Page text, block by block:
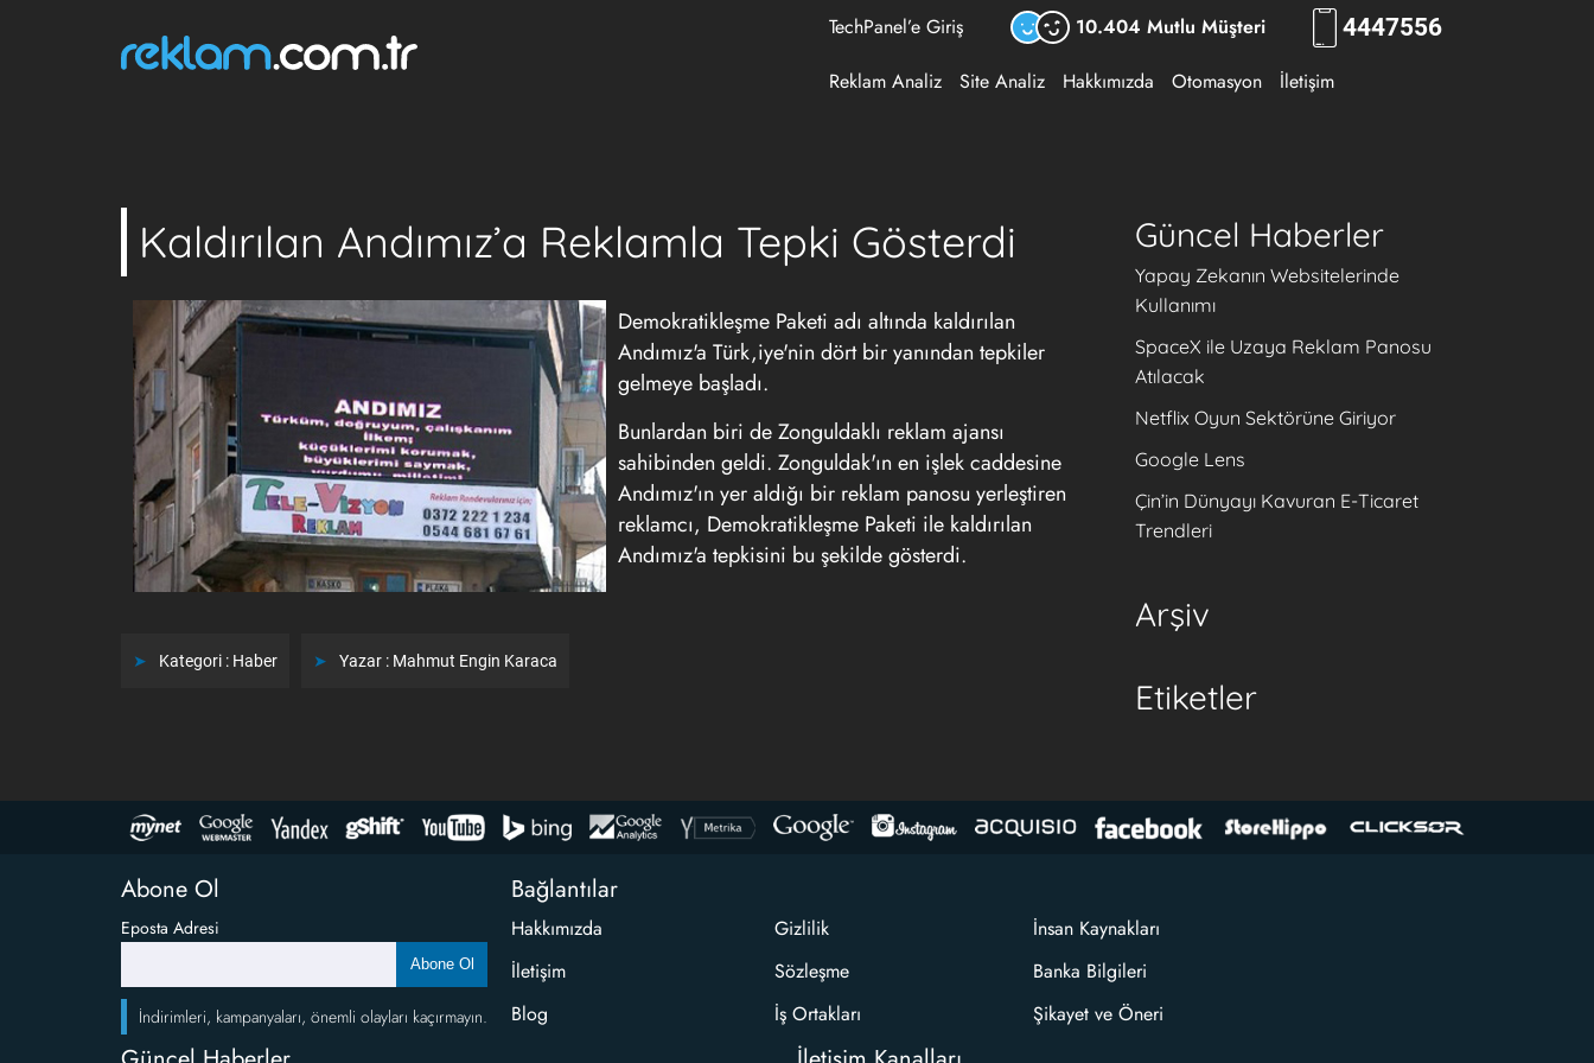
TechPanel’e Giriş 10.404 Mutlu Müşteri 444RKLM
Reklam Analiz Site Analiz Hakkımızda Otomasyon İletişim
Kaldırılan Andımız’a Reklamla Tepki Gösterdi
Demokratikleşme Paketi adı altında kaldırılan
Andımız'a Türk,iye'nin dört bir yanından tepkiler
gelmeye başladı.
Bunlardan biri de Zonguldaklı reklam ajansı
sahibinden geldi. Zonguldak'ın en işlek caddesine
Andımız'ın yer aldığı bir reklam panosu yerleştiren
reklamcı, Demokratikleşme Paketi ile kaldırılan
Andımız'a tepkisini bu şekilde gösterdi.
Kategori : Haber Yazar : Mahmut Engin Karaca
Güncel Haberler
Yapay Zekanın Websitelerinde
Kullanımı
SpaceX ile Uzaya Reklam Panosu
Atılacak
Netflix Oyun Sektörüne Giriyor
Google Lens
Çin’in Dünyayı Kavuran E-Ticaret
Trendleri
Arşiv
Etiketler
Abone Ol
Eposta Adresi
Abone Ol
İndirimleri, kampanyaları, önemli olayları kaçırmayın.
Bağlantılar
Hakkımızda
İletişim
Blog
Gizlilik
Sözleşme
İş Ortakları
İnsan Kaynakları
Banka Bilgileri
Şikayet ve Öneri